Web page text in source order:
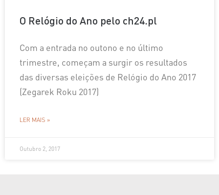
O Relógio do Ano pelo ch24.pl
Com a entrada no outono e no último
trimestre, começam a surgir os resultados
das diversas eleições de Relógio do Ano 2017
(Zegarek Roku 2017)
LER MAIS »
Outubro 2, 2017